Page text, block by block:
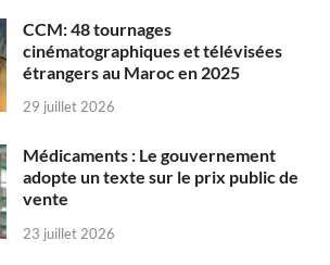
CCM: 48 tournages
cinématographiques et télévisées
étrangers au Maroc en 2025
29 juillet 2026
Médicaments : Le gouvernement
adopte un texte sur le prix public de
vente
23 juillet 2026